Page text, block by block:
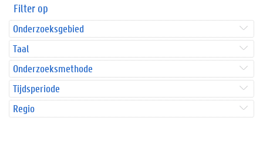
Filter op
Onderzoeksgebied
Taal
Onderzoeksmethode
Tijdsperiode
Regio